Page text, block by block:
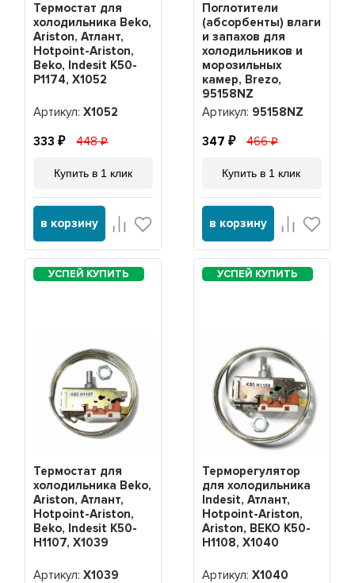
Термостат для
холодильника Beko,
Ariston, Атлант,
Hotpoint-Ariston,
Beko, Indesit K50-
P1174, Х1052
Артикул:Х1052
333 448
Купить в 1 клик
в корзину
Поглотители
(абсорбенты) влаги
и запахов для
холодильников и
морозильных
камер, Brezo,
95158NZ
Артикул: 95158NZ
347 466
Купить в 1 клик
в корзину
Термостат для
холодильника Beko,
Ariston, Атлант,
Hotpoint-Ariston,
Beko, Indesit K50-
H1107, Х1039
Артикул:Х1039
Терморегулятор
для холодильника
Indesit, Атлант,
Hotpoint-Ariston,
Ariston, BEKO K50-
H1108, Х1040
Артикул: Х1040